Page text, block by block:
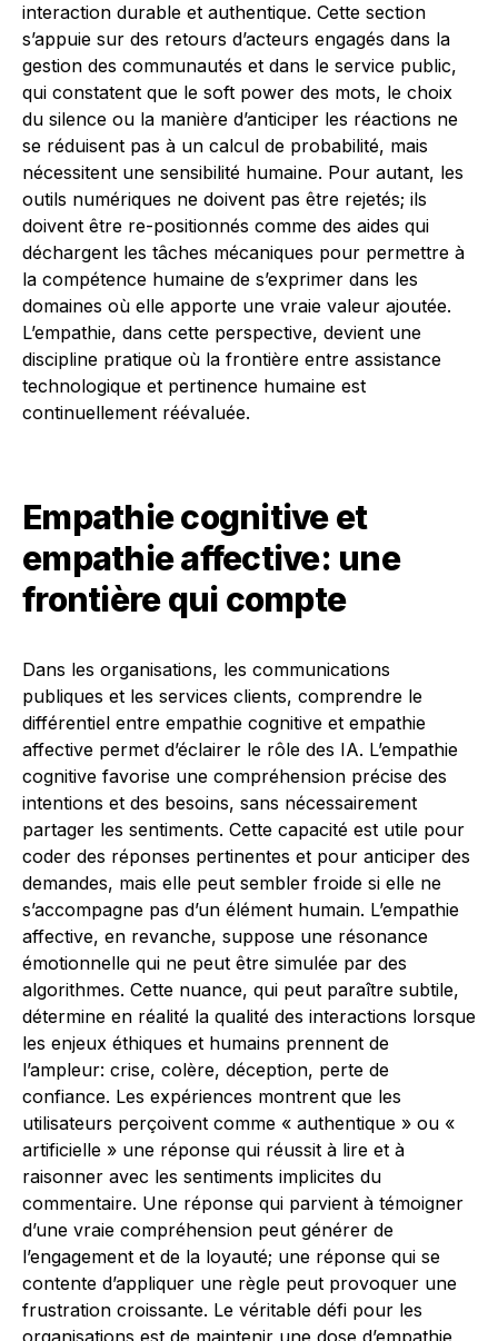
interaction durable et authentique. Cette section
s’appuie sur des retours d’acteurs engagés dans la
gestion des communautés et dans le service public,
qui constatent que le soft power des mots, le choix
du silence ou la manière d’anticiper les réactions ne
se réduisent pas à un calcul de probabilité, mais
nécessitent une sensibilité humaine. Pour autant, les
outils numériques ne doivent pas être rejetés; ils
doivent être re-positionnés comme des aides qui
déchargent les tâches mécaniques pour permettre à
la compétence humaine de s’exprimer dans les
domaines où elle apporte une vraie valeur ajoutée.
L’empathie, dans cette perspective, devient une
discipline pratique où la frontière entre assistance
technologique et pertinence humaine est
continuellement réévaluée.
Empathie cognitive et
empathie affective: une
frontière qui compte
Dans les organisations, les communications
publiques et les services clients, comprendre le
différentiel entre empathie cognitive et empathie
affective permet d’éclairer le rôle des IA. L’empathie
cognitive favorise une compréhension précise des
intentions et des besoins, sans nécessairement
partager les sentiments. Cette capacité est utile pour
coder des réponses pertinentes et pour anticiper des
demandes, mais elle peut sembler froide si elle ne
s’accompagne pas d’un élément humain. L’empathie
affective, en revanche, suppose une résonance
émotionnelle qui ne peut être simulée par des
algorithmes. Cette nuance, qui peut paraître subtile,
détermine en réalité la qualité des interactions lorsque
les enjeux éthiques et humains prennent de
l’ampleur: crise, colère, déception, perte de
confiance. Les expériences montrent que les
utilisateurs perçoivent comme « authentique » ou «
artificielle » une réponse qui réussit à lire et à
raisonner avec les sentiments implicites du
commentaire. Une réponse qui parvient à témoigner
d’une vraie compréhension peut générer de
l’engagement et de la loyauté; une réponse qui se
contente d’appliquer une règle peut provoquer une
frustration croissante. Le véritable défi pour les
organisations est de maintenir une dose d’empathie